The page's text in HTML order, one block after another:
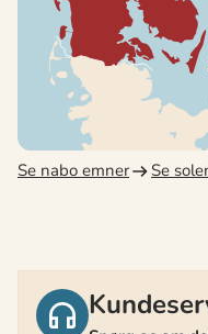
Se nabo emner Se